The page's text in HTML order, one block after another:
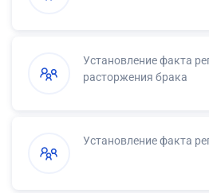
Установление факта
расторжения брака
Установление факта